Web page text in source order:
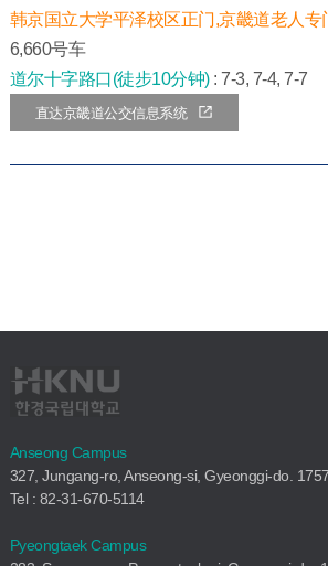
韩京国立大学平泽校区正门,京畿道老人专
6,660号车
道尔十字路口(徒步10分钟) : 7-3, 7-4, 7-7
直达京畿道公交信息系统
Anseong Campus
327, Jungang-ro, Anseong-si, Gyeonggi-do.
Tel : 82-31-670-5114
Pyeongtaek Campus